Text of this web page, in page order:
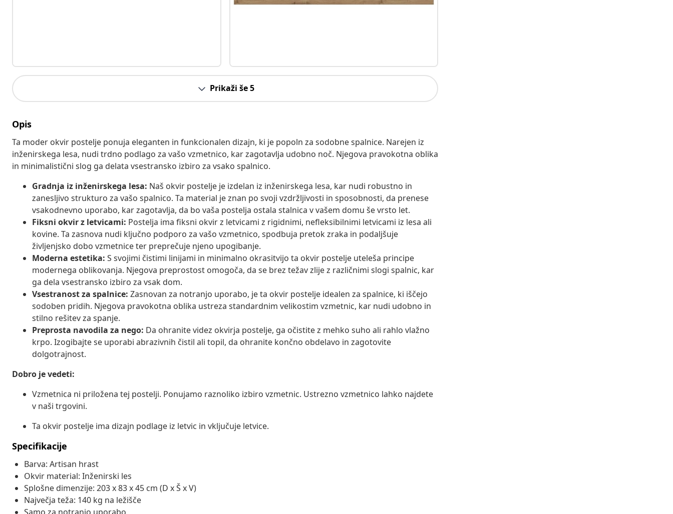
Prikaži še 5
Opis
Ta moder okvir postelje ponuja eleganten in funkcionalen dizajn, ki je popoln za sodobne spalnice. Narejen iz
inženirskega lesa, nudi trdno podlago za vašo vzmetnico, kar zagotavlja udobno noč. Njegova pravokotna oblika
in minimalistični slog ga delata vsestransko izbiro za vsako spalnico.
Gradnja iz inženirskega lesa: Naš okvir postelje je izdelan iz inženirskega lesa, kar nudi robustno in
zanesljivo strukturo za vašo spalnico. Ta material je znan po svoji vzdržljivosti in sposobnosti, da prenese
vsakodnevno uporabo, kar zagotavlja, da bo vaša postelja ostala stalnica v vašem domu še vrsto let.
Fiksni okvir z letvicami: Postelja ima fiksni okvir z letvicami z rigidnimi, nefleksibilnimi letvicami iz lesa ali
kovine. Ta zasnova nudi ključno podporo za vašo vzmetnico, spodbuja pretok zraka in podaljšuje
življenjsko dobo vzmetnice ter preprečuje njeno upogibanje.
Moderna estetika: S svojimi čistimi linijami in minimalno okrasitvijo ta okvir postelje uteleša principe
modernega oblikovanja. Njegova preprostost omogoča, da se brez težav zlije z različnimi slogi spalnic, kar
ga dela vsestransko izbiro za vsak dom.
Vsestranost za spalnice: Zasnovan za notranjo uporabo, je ta okvir postelje idealen za spalnice, ki iščejo
sodoben pridih. Njegova pravokotna oblika ustreza standardnim velikostim vzmetnic, kar nudi udobno in
stilno rešitev za spanje.
Preprosta navodila za nego: Da ohranite videz okvirja postelje, ga očistite z mehko suho ali rahlo vlažno
krpo. Izogibajte se uporabi abrazivnih čistil ali topil, da ohranite končno obdelavo in zagotovite
dolgotrajnost.
Dobro je vedeti:
Vzmetnica ni priložena tej postelji. Ponujamo raznoliko izbiro vzmetnic. Ustrezno vzmetnico lahko najdete
v naši trgovini.
Ta okvir postelje ima dizajn podlage iz letvic in vključuje letvice.
Specifikacije
Barva: Artisan hrast
Okvir material: Inženirski les
Splošne dimenzije: 203 x 83 x 45 cm (D x Š x V)
Največja teža: 140 kg na ležišče